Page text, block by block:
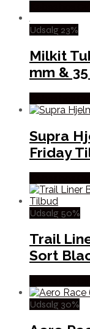
Udsalg 23%
Milkit
mm &
Supra
Friday
Udsalg 50%
Trail
Sort
Udsalg 30%